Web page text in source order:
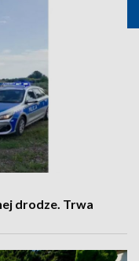
drodze. Trwa